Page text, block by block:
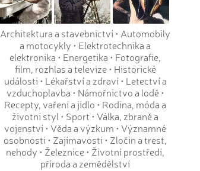
Architektura a stavebnictví• Automobily
a motocykly • Elektrotechnika a
elektronika • Energetika • Fotografie,
film, rozhlas a televize• Historické
události • Lékařství a zdraví• Letectví a
vzduchoplavba • Námořnictvo a lodě•
Recepty, vaření a jídlo • Rodina, móda a
životní styl • Sport • Válka, zbraně a
vojenství• Věda a výzkum • Významné
osobnosti • Zajímavosti • Zločin a trest,
nehody • Železnice• Životní prostředí,
příroda a zemědělství